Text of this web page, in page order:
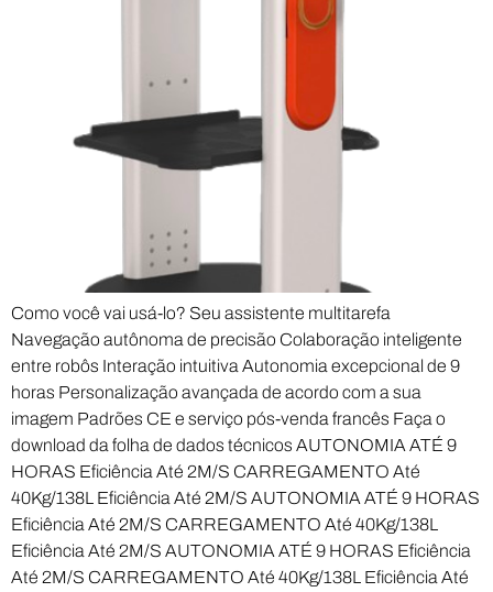
Como você vai usá-lo? Seu assistente multitarefa
Navegação autônoma de precisão Colaboração inteligente
entre robôs Interação intuitiva Autonomia excepcional de 9
horas Personalização avançada de acordo com a sua
imagem Padrões CE e serviço pós-venda francês Faça o
download da folha de dados técnicos AUTONOMIA ATÉ 9
HORAS Eficiência Até 2M/S CARREGAMENTO Até
40Kg/138L Eficiência Até 2M/S AUTONOMIA ATÉ 9 HORAS
Eficiência Até 2M/S CARREGAMENTO Até 40Kg/138L
Eficiência Até 2M/S AUTONOMIA ATÉ 9 HORAS Eficiência
Até 2M/S CARREGAMENTO Até 40Kg/138L Eficiência Até